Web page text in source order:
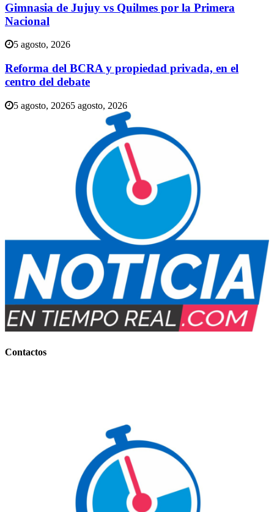
Gimnasia de Jujuy vs Quilmes por la Primera
Nacional
5 agosto, 2026
Reforma del BCRA y propiedad privada, en el
centro del debate
5 agosto, 20265 agosto, 2026
Contactos